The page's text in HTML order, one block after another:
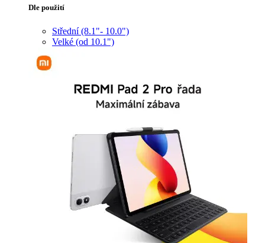
Dle použití
Střední (8.1"- 10.0")
Velké (od 10.1")